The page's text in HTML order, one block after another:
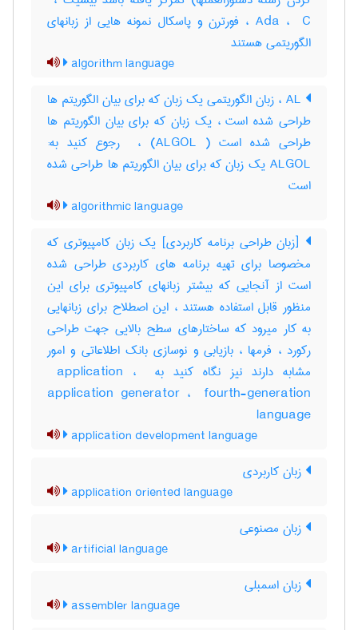
Ada ، ‎ C ، فورترن و پاسکال نمونه هایی از زبانهای
الگوریتمی هستند
algorithm language
AL ، زبان الگوریتمی یک زبان که برای بیان الگوریتم ها
طراحی شده است ، یک زبان که برای بیان الگوریتم ها
طراحی شده است ( ALGOL) ، ‎ رجوع کنید به:
ALGOL یک زبان که برای بیان الگوریتم ها طراحی شده
است
algorithmic language
[زبان طراحی برنامه کاربردی] یک زبان کامپیوتری که
مخصوصا برای تهیه برنامه های کاربردی طراحی شده
است از آنجایی که بیشتر زبانهای کامپیوتری برای این
منظور قابل استفاده هستند ، این اصطلاح برای زبانهایی
به کار میرود که ساختارهای سطح بالایی جهت طراحی
رکورد ، فرمها ، بازیابی و نوسازی بانک اطلاعاتی و امور
مشابه دارند نیز نگاه کنید به ‎ application ، ‎
application generator ، ‎ fourth-generation
language
application development language
زبان کاربردی
application oriented language
زبان مصنوعی
artificial language
زبان اسمبلی
assembler language